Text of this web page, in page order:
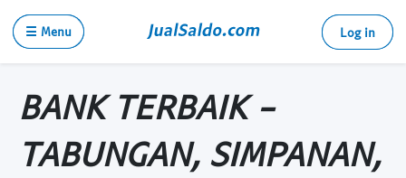
☰ Menu Log in
BANK TERBAIK -
TABUNGAN, SIMPANAN,